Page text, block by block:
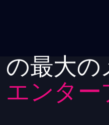
の最大の
エンター